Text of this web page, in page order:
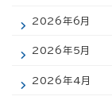
2026年6月
2026年5月
2026年4月